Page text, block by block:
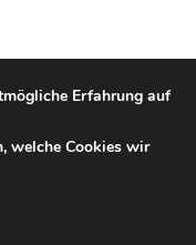
Erfahrung auf
welche Cookies wir
Cookie-Banner schließen